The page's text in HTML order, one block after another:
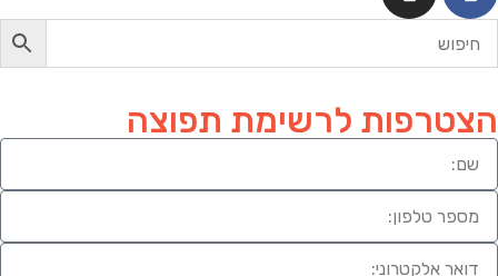
הצטרפות לרשימת תפוצה